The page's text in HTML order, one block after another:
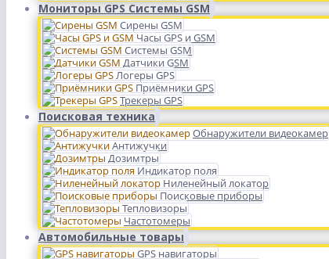
Мониторы GPS Системы GSM
Сирены GSM
Часы GPS и GSM
Системы GSM
Датчики GSM
Логеры GPS
Приёмники GPS
Трекеры GPS
Поисковая техника
Обнаружители видеокамер
Антижучки
Дозимтры
Индикатор поля
Ниленейный локатор
Поисковые приборы
Тепловизоры
Частотомеры
Автомобильные товары
GPS навигаторы